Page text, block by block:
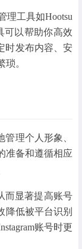
理工具如Hootsu
可以帮助你高效
时发布内容、安
。
管理个人形象、
准备和遵循相应
而显著提高账号
降低被平台识别
账号时更